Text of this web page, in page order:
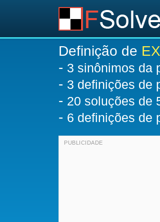
Definição de
- 3 sinônimos da
- 3 definições de
- 20 soluções de
- 6 definições de